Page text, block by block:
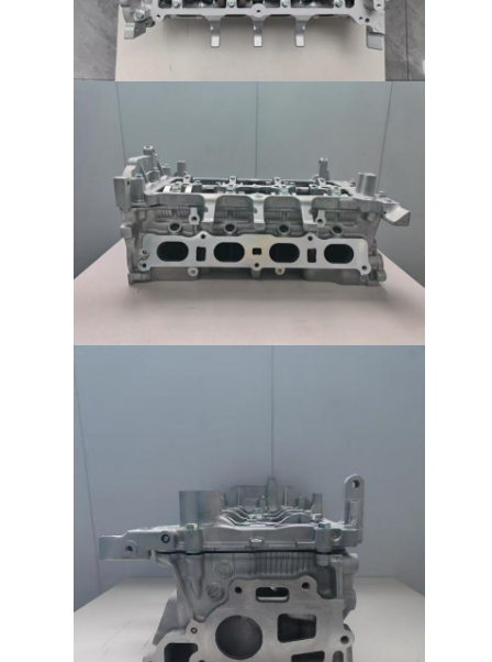
Su di noi
Visita alla fabbrica
Contattaci
chatta adesso
blocco cilindri del motore
Albero a camme del motore
Biella del motore
Bilanciere del motore
Valvole del motore dell'automobile